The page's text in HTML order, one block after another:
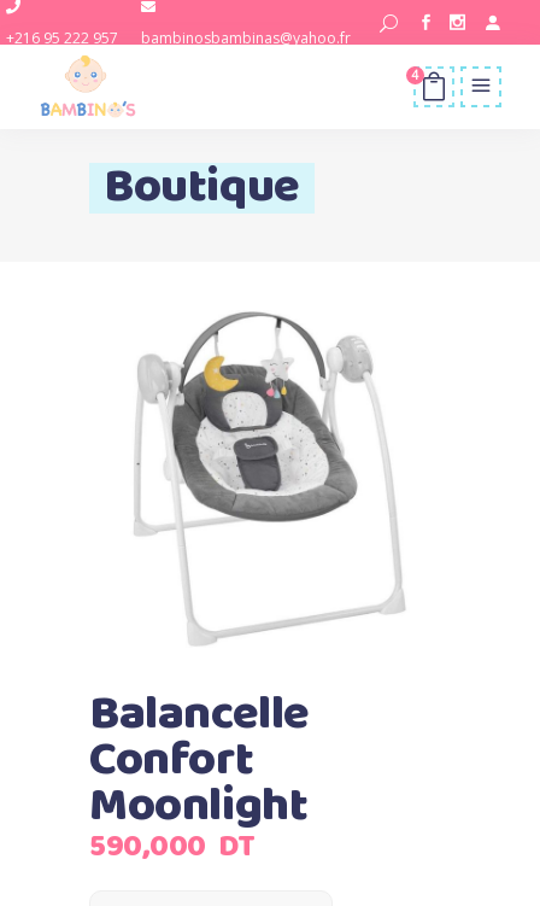
+216 95 222 957 bambinosbambinas@yahoo.fr
4
Boutique
Balancelle
Confort
Moonlight
590,000 DT